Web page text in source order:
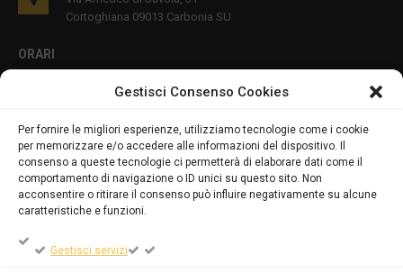
Gestisci Consenso Cookies
Per fornire le migliori esperienze, utilizziamo tecnologie come i cookie
per memorizzare e/o accedere alle informazioni del dispositivo. Il
consenso a queste tecnologie ci permetterà di elaborare dati come il
comportamento di navigazione o ID unici su questo sito. Non
acconsentire o ritirare il consenso può influire negativamente su alcune
caratteristiche e funzioni.
Gestisci servizi
Cortoghiana 09013 Carbonia SU
ORARI
PRIVACY E COOKIES
DICHIARAZIONE SULLA PRIVACY (UE)
COOKIE POLICY (UE)